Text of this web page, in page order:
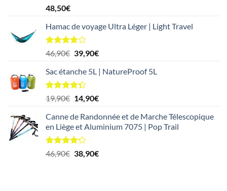
Note4.17
sur 5
48,50€
Hamac de voyage Ultra Léger | Light Travel
Note
3.78
5
46,90€ Le
initial
était :
46,90€.
39,90€Le
actuel
39,90€.
Sac étanche 5L | NatureProof 5L
Note4.33
sur 5
19,90€ Le
initial
était :
19,90€.
14,90€Le
actuel
est :
Canne de Randonnée et de Marche Télescopique
en Liège et Aluminium 7075 | Pop Trail
Note4.20
sur 5
46,90€ Le
38,90€Le